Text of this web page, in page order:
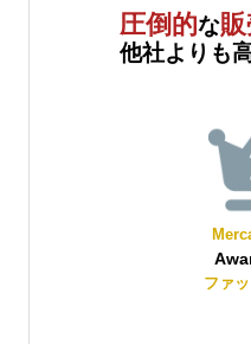
圧倒的な
他社よりも
ファ